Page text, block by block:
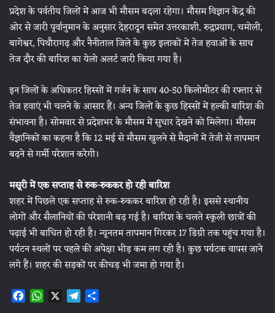
प्रदेश के पर्वतीय जिलों में आज भी मौसम बदला रहेगा। मौसम विज्ञान केंद्र की
ओर से जारी पूर्वानुमान के अनुसार देहरादून समेत उत्तरकाशी, रुद्रप्रयाग, चमोली,
बागेश्वर, पिथौरागढ़ और नैनीताल जिले के कुछ इलाकों में तेज हवाओं के साथ
तेज दौर की बारिश का येलो अलर्ट जारी किया गया है।
इन जिलों के अधिकतर हिस्सों में गर्जन के साथ 40-50 किलोमीटर की रफ्तार से
तेज हवाएं भी चलने के आसार हैं। अन्य जिलों के कुछ हिस्सों में हल्की बारिश की
संभावना है। सोमवार से प्रदेशभर के मौसम में सुधार देखने को मिलेगा। मौसम
वैज्ञानिकों का कहना है कि 12 मई से मौसम खुलने से मैदानों में तेजी से तापमान
बढ़ने से गर्मी परेशान करेगी।
मसूरी में एक सप्ताह से रुक-रुककर हो रही बारिश
शहर में पिछले एक सप्ताह से रुक-रुककर बारिश हो रही है। इससे स्थानीय
लोगों और सैलानियों की परेशानी बढ़ गई है। बारिश के चलते स्कूली छात्रों की
पढ़ाई भी बाधित हो रही है। न्यूनतम तापमान गिरकर 17 डिग्री तक पहुंच गया है।
पर्यटन स्थलों पर पहले की अपेक्षा भीड़ कम लग रही है। कुछ पर्यटक वापस जाने
लगे हैं। शहर की सड़कों पर कीचड़ भी जमा हो गया है।
F W X T